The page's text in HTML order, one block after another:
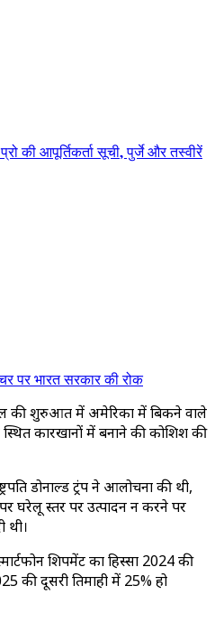
की आपूर्तिकर्ता सूची, पुर्जे और तस्वीरें
पर भारत सरकार की रोक
की शुरुआत में अमेरिका में बिकने वाले
स्थित कारखानों में बनाने की कोशिश की
डोनाल्ड ट्रंप ने आलोचना की थी,
घरेलू स्तर पर उत्पादन न करने पर
थी।
शिपमेंट का हिस्सा 2024 की
की दूसरी तिमाही में 25% हो